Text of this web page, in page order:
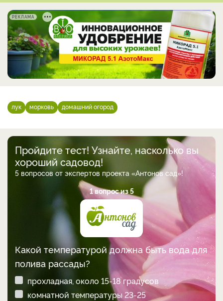
РЕКЛАМА
лук морковь домашний огород
Пройдите тест! Узнайте, насколько вы
хороший садовод!
5 вопросов от экспертов проекта «Антонов сад»!
1 вопрос из 5
Какой температурой должна быть вода для
полива рассады?
прохладная, около 15-18 градусов
комнатной температуры 23-25